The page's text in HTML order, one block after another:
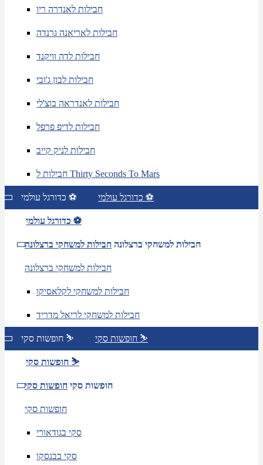
חבילות לאנדרה ריו
חבילות לאריאנה גרנדה
חבילות לדה וויקנד
חבילות לבון ג'ובי
חבילות לאנדראה בוצ'לי
חבילות לדיפ פרפל
חבילות לניק קייב
חבילות ל Thirty Seconds To Mars
כדורגל עולמי ⚽ כדורגל עולמי ⚽
כדורגל עולמי ⚽
חבילות למשחקי ברצלונה חבילות למשחקי ברצלונה
חבילות למשחקי ברצלונה
חבילות למשחקי לקלאסיקו
חבילות למשחקי לריאל מדריד
חופשות סקי ⛷️ חופשות סקי ⛷️
חופשות סקי ⛷️
חופשות סקי חופשות סקי
חופשות סקי
סקי בגודאורי
סקי בבנסקו